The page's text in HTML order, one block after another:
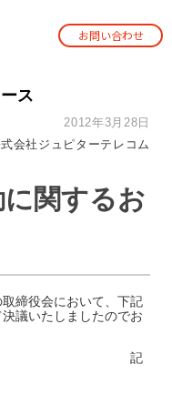
お問い合わせ
ス
2012年3月28日
会社ジュピターテレコム
関するお
締役会において、下記
議いたしましたのでお